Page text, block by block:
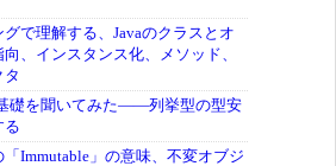
で理解する、Javaのクラスとオ
、インスタンス化、メソッド、
タ
礎を聞いてみた――列挙型の型安
る
Immutable」の意味、不変オブジ